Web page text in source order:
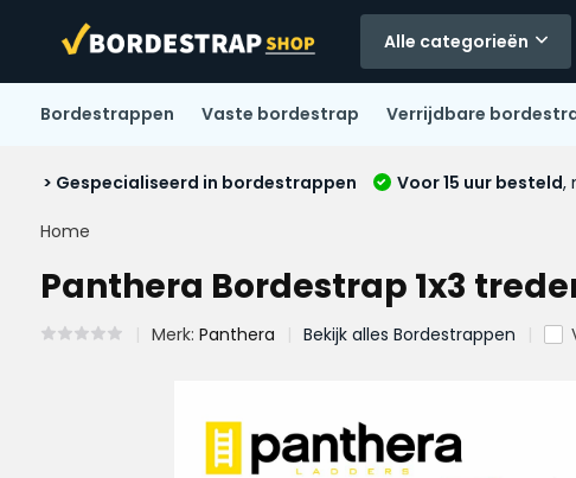
Alle categorieën
Bordestrappen Vaste bordestrap Verrijdbare
> Gespecialiseerd in bordestrappen Voor 15 uur besteld,
Home
Panthera Bordestrap 1x3
Merk: Panthera Bekijk alles Bordestrappen